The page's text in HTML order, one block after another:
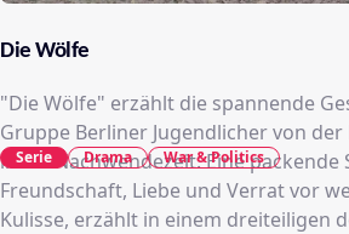
Die Wölfe
"Die Wölfe" erzählt die spannende
Gruppe Berliner Jugendlicher von
in die Nachwendezeit. Eine packende
Freundschaft, Liebe und Verrat vor
Kulisse, erzählt in einem dreiteiligen
Serie Drama War & Politics